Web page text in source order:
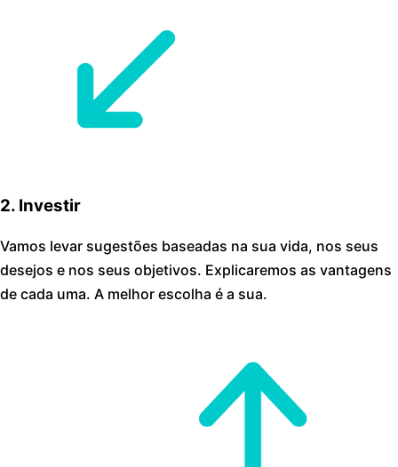
2. Investir
Vamos levar sugestões baseadas na sua vida, nos seus
desejos e nos seus objetivos. Explicaremos as vantagens
de cada uma. A melhor escolha é a sua.